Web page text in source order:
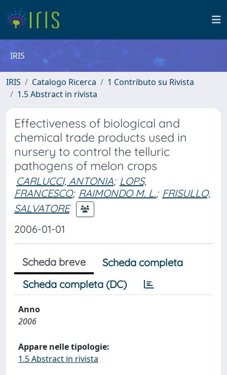
IRIS
IRIS Catalogo Ricerca
1 Contributo su Rivista
1.5 Abstract in rivista
Effectiveness of biological and
chemical trade products used in
nursery to control the telluric
pathogens of melon crops
CARLUCCI, ANTONIA; LOPS,
FRANCESCO; RAIMONDO M. L.; FRISULLO,
SALVATORE
2006-01-01
Scheda breve
Scheda completa
Scheda completa (DC)
Anno
2006
Appare nelle tipologie:
1.5 Abstract in rivista